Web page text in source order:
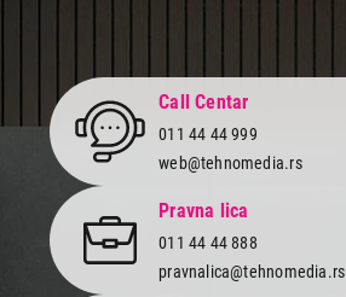
Call Centar
011 44 44 999
web@tehnomedia.rs
Pravna lica
011 44 44 888
pravnalica@tehnomedia.rs